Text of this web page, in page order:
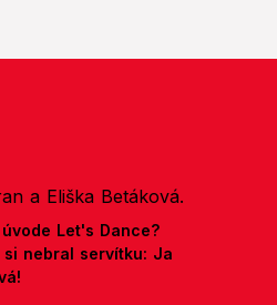
Let's Dance?
si nebral servítku: Ja